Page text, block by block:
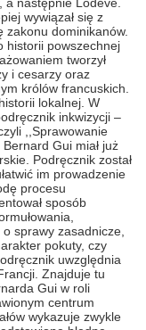
wywiązał się z
zakonu dominikanów.
historii powszechnej
tworzył
i cesarzy oraz
królów francuskich.
lokalnej. W
inkwizycji –
,,Sprawowanie
Gui miał już
Podręcznik został
im prowadzenie
procesu
sposób
sprawy zasadnicze,
pokuty, czy
uwzględnia
Znajduje tu
Gui w roli
centrum
wykazuje zwykle